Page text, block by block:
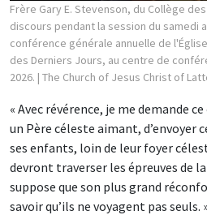
Frère Gary E. Stevenson, du Collège
discours pendant la session du samedi
conférence générale annuelle de
des Derniers Jours, au centre de
2026. | The Church of Jesus Christ of
« Avec révérence, je me demande
un Père céleste aimant, d’envoyer
ses enfants, loin de leur foyer
devront traverser les épreuves de
suppose que son plus grand
savoir qu’ils ne voyagent pas seuls.